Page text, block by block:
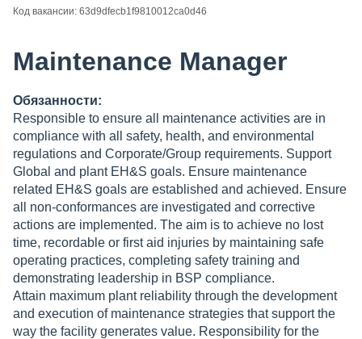
Код вакансии: 63d9dfecb1f9810012ca0d46
Maintenance Manager
Обязанности:
Responsible to ensure all maintenance activities are in
compliance with all safety, health, and environmental
regulations and Corporate/Group requirements. Support
Global and plant EH&S goals. Ensure maintenance
related EH&S goals are established and achieved. Ensure
all non-conformances are investigated and corrective
actions are implemented. The aim is to achieve no lost
time, recordable or first aid injuries by maintaining safe
operating practices, completing safety training and
demonstrating leadership in BSP compliance.
Attain maximum plant reliability through the development
and execution of maintenance strategies that support the
way the facility generates value. Responsibility for the